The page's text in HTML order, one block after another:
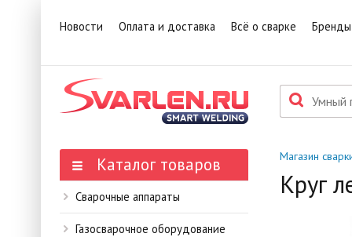
Новости Оплата и доставка Всё о сварке Бренды
Каталог товаров
Сварочные аппараты
Газосварочное оборудование
Магазин
Круг